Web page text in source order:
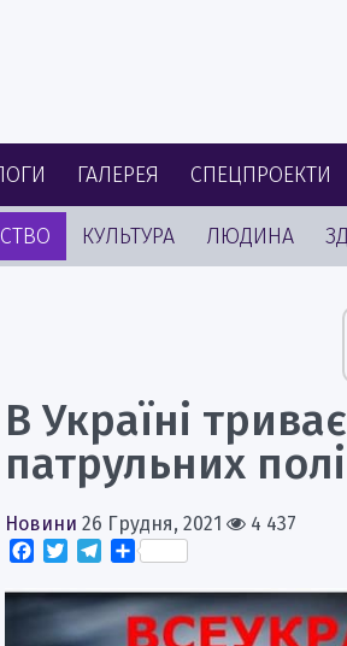
ГАЛЕРЕЯ СПЕЦПРОЕКТИ
КУЛЬТУРА ЛЮДИНА
В Україні
патрульних
Новини 26 Грудня, 2021
4 437
Facebook
TwitterTelegram
Поділитися